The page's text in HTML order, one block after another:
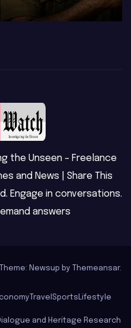
the Unseen – Freelance
and News | Share This
Engage in conversations.
answers
Theme: Newsup by Themeansar.
Travel Sports Lifestyle
and Heritage Research